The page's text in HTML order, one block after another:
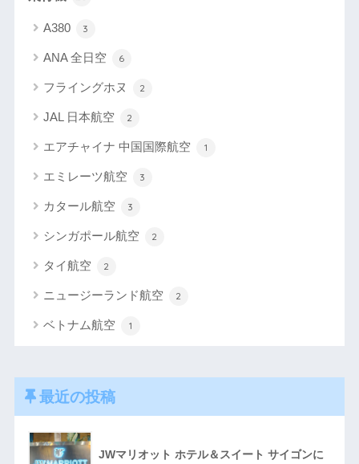
A380 3
ANA 全日空 6
フライングホヌ 2
JAL 日本航空 2
エアチャイナ 中国国際航空 1
エミレーツ航空 3
カタール航空 3
シンガポール航空 2
タイ航空 2
ニュージーランド航空 2
ベトナム航空 1
最近の投稿
JWマリオット ホテル＆スイート サイゴンに